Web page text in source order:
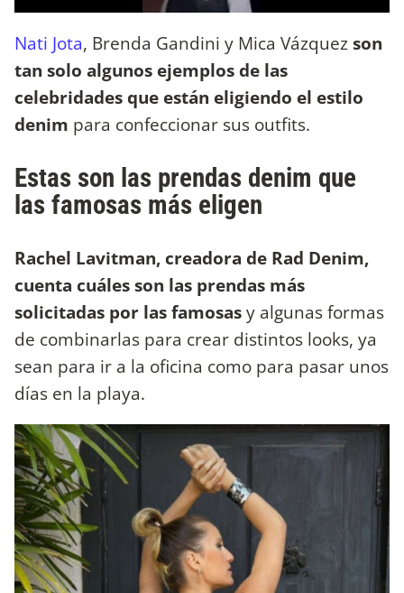
Nati Jota, Brenda Gandini y Mica Vázquezson
tan solo algunos ejemplos de las
celebridades que están eligiendo el estilo
denim para confeccionar sus outfits.
Estas son las prendas denim que
las famosas más eligen
Rachel Lavitman, creadora de Rad Denim,
cuenta cuáles son las prendas más
solicitadas por las famosasy algunas formas
de combinarlas para crear distintos looks, ya
sean para ir a la oficina como para pasar unos
días en la playa.